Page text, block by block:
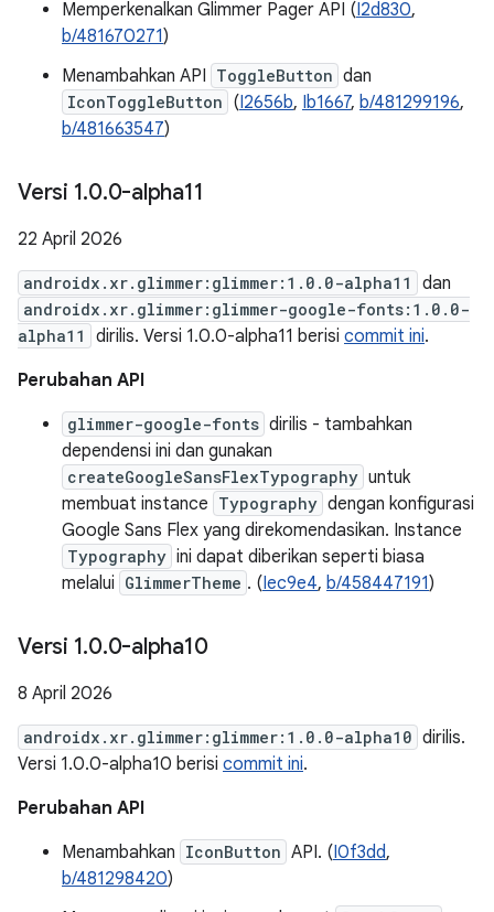
Memperkenalkan Glimmer Pager API (I2d830,
b/481670271)
Menambahkan API ToggleButton dan
IconToggleButton (I2656b, Ib1667, b/481299196,
b/481663547)
Versi 1.0.0-alpha11
22 April 2026
androidx.xr.glimmer:glimmer:1.0.0-alpha11 dan
androidx.xr.glimmer:glimmer-google-fonts:1.0.0-
alpha11
dirilis. Versi 1.0.0-alpha11 berisi commit ini.
Perubahan API
glimmer-google-fonts dirilis - tambahkan
dependensi ini dan gunakan
createGoogleSansFlexTypography untuk
membuat instance Typography dengan konfigurasi
Google Sans Flex yang direkomendasikan. Instance
Typography ini dapat diberikan seperti biasa
melalui GlimmerTheme . (Iec9e4, b/458447191)
Versi 1.0.0-alpha10
8 April 2026
androidx.xr.glimmer:glimmer:1.0.0-alpha10 dirilis.
Versi 1.0.0-alpha10 berisi commit ini.
Perubahan API
Menambahkan IconButton API. (I0f3dd,
b/481298420)